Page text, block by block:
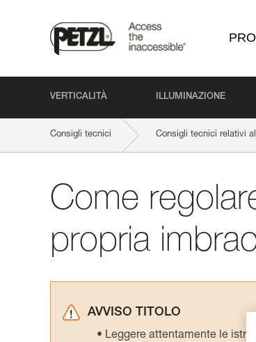
VERTICALITÀ ILLUMINAZIONE
Consigli tecnici Consigli tecnici relativi
Come
propria
AVVISO TITOLO
Leggere attentamente le